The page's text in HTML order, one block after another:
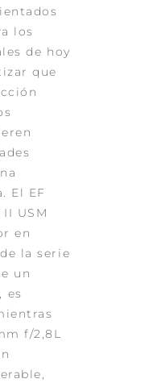
los
de hoy
que
El EF
USM
en
la serie
un
es
f/2,8L